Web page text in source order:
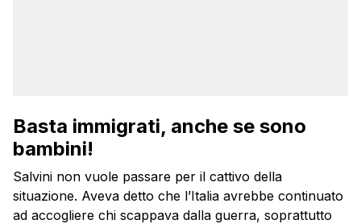
Basta immigrati, anche se sono
bambini!
Salvini non vuole passare per il cattivo della
situazione. Aveva detto che l’Italia avrebbe continuato
ad accogliere chi scappava dalla guerra, soprattutto